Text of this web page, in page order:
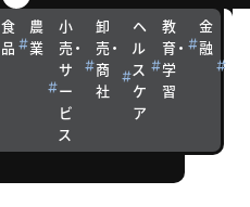
食
品
農
業
小
売・
サ
ー
ビ
ス
卸
売・
商
社
ヘ
ル
ス
ケ
ア
教
育・
学
習
金
融